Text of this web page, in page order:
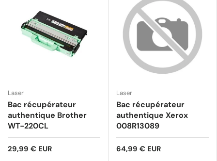
Laser
Bac récupérateur
authentique Brother
WT-220CL
29,99 € EUR
Laser
Bac récupérateur
authentique Xerox
008R13089
64,99 € EUR